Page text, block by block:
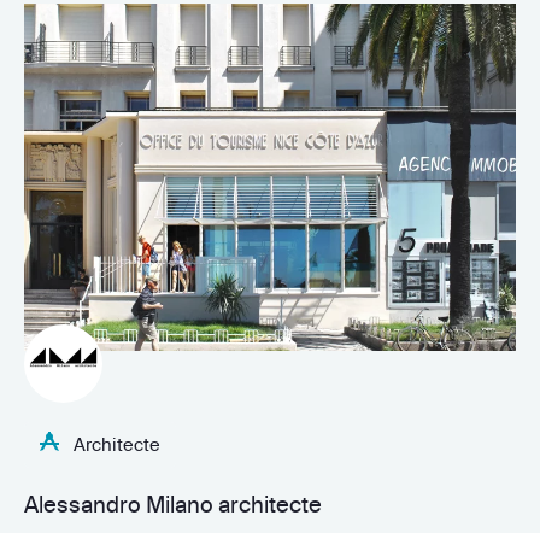
Architecte
Alessandro Milano architecte